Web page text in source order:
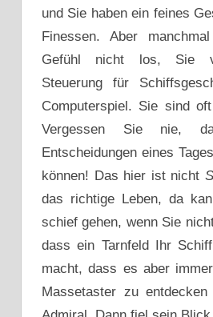
und Sie haben ein feines
Finessen. Aber
Gefühl nicht los, Sie
Steuerung für
Computerspiel. Sie sind
Vergessen Sie nie,
Entscheidungen eines
können! Das hier ist nicht
das richtige Leben, da
schief gehen, wenn Sie
dass ein Tarnfeld Ihr
macht, dass es aber
Massetaster zu